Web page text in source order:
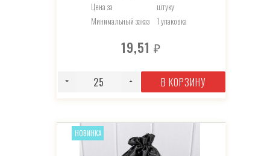
Цена за
штуку
Минимальный заказ
1 упаковка
19,51₽
В КОРЗИНУ
НОВИНКА